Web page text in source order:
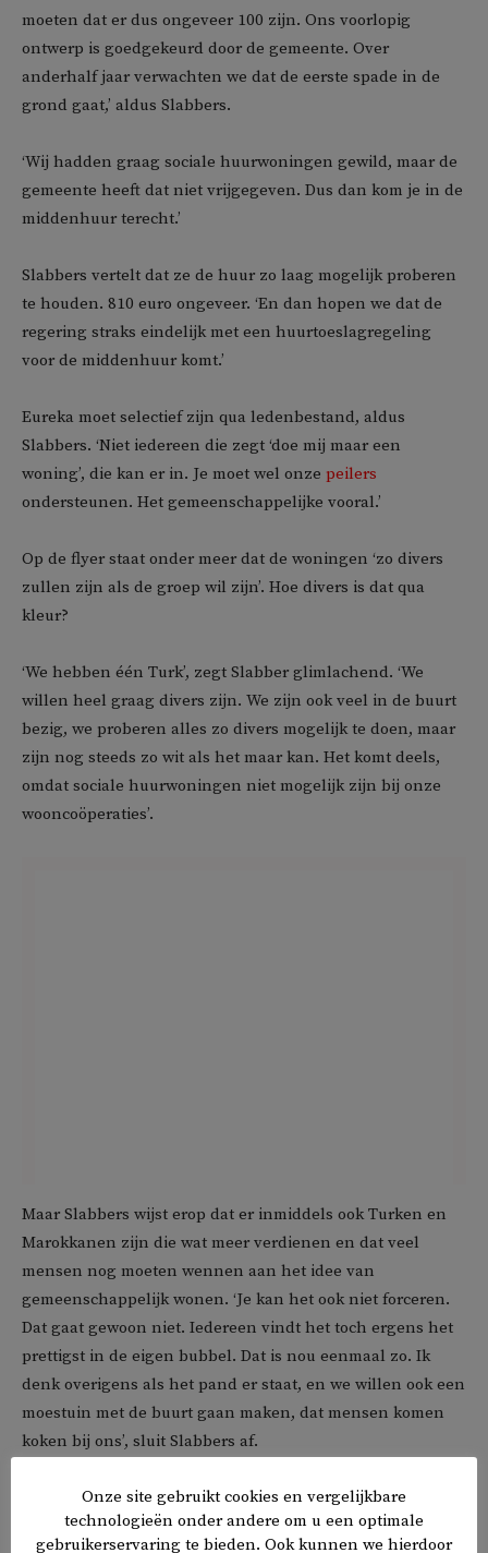
moeten dat er dus ongeveer 100 zijn. Ons voorlopig
ontwerp is goedgekeurd door de gemeente. Over
anderhalf jaar verwachten we dat de eerste spade in de
grond gaat,’ aldus Slabbers.
‘Wij hadden graag sociale huurwoningen gewild, maar de
gemeente heeft dat niet vrijgegeven. Dus dan kom je in de
middenhuur terecht.’
Slabbers vertelt dat ze de huur zo laag mogelijk proberen
te houden. 810 euro ongeveer. ‘En dan hopen we dat de
regering straks eindelijk met een huurtoeslagregeling
voor de middenhuur komt.’
Eureka moet selectief zijn qua ledenbestand, aldus
Slabbers. ‘Niet iedereen die zegt ‘doe mij maar een
woning’, die kan er in. Je moet wel onze peilers
ondersteunen. Het gemeenschappelijke vooral.’
Op de flyer staat onder meer dat de woningen ‘zo divers
zullen zijn als de groep wil zijn’. Hoe divers is dat qua
kleur?
‘We hebben één Turk’, zegt Slabber glimlachend. ‘We
willen heel graag divers zijn. We zijn ook veel in de buurt
bezig, we proberen alles zo divers mogelijk te doen, maar
zijn nog steeds zo wit als het maar kan. Het komt deels,
omdat sociale huurwoningen niet mogelijk zijn bij onze
wooncoöperaties’.
Maar Slabbers wijst erop dat er inmiddels ook Turken en
Marokkanen zijn die wat meer verdienen en dat veel
mensen nog moeten wennen aan het idee van
gemeenschappelijk wonen. ‘Je kan het ook niet forceren.
Dat gaat gewoon niet. Iedereen vindt het toch ergens het
prettigst in de eigen bubbel. Dat is nou eenmaal zo. Ik
denk overigens als het pand er staat, en we willen ook een
moestuin met de buurt gaan maken, dat mensen komen
koken bij ons’, sluit Slabbers af.
Mevrouw Balcik heeft inmiddels al een oude jas, schoenen
en T-shirts van haar zoon verkocht. De teller staat na twee
Onze site gebruikt cookies en vergelijkbare
technologieën onder andere om u een optimale
gebruikerservaring te bieden. Ook kunnen we hierdoor